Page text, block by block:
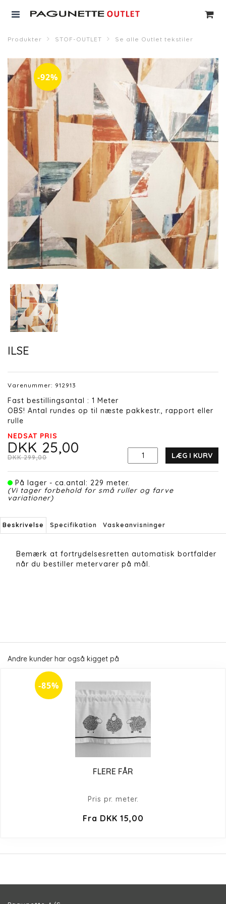
Produkter STOF-OUTLET Se alle Outlet tekstiler
-92%
ILSE
Varenummer: 912913
Fast bestillingsantal : 1 Meter
OBS! Antal rundes op til næste pakkestr., rapport eller
rulle
NEDSAT PRIS
DKK 25,00
DKK 299,00 LÆG I KURV
På lager - ca.antal: 229 meter.
(Vi tager forbehold for små ruller og farve
variationer)
Beskrivelse Specifikation Vaskeanvisninger
Bemærk at fortrydelsesretten automatisk bortfalder
når du bestiller metervarer på mål.
Andre kunder har også kigget på
-85%
FLERE FÅR
Pris pr. meter.
Fra DKK 15,00